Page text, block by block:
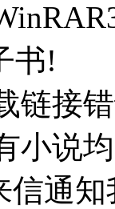
书!
链接
小说
信通